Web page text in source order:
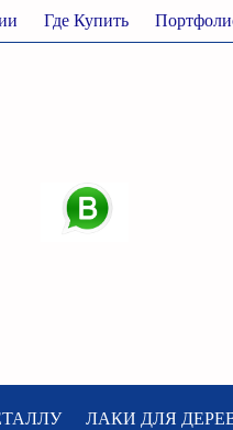
Где Купить
ЛАКИ ДЛЯ